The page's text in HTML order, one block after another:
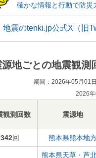
確かな情報と行動で防災
地震のtenki.jp公式X（旧
源地ごとの地震観測
期間：2026年05月01
2026
観測回数 震源地
342回 熊本県熊本地
熊本県天草・芦